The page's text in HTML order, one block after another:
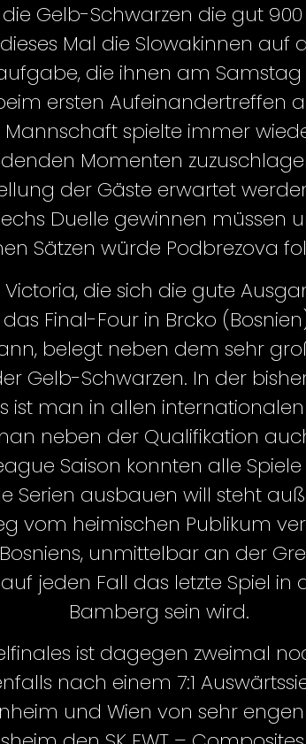
Gelb-Schwarzen die gut
Mal die Slowakinnen auf
die ihnen am
ersten Aufeinandertreffen
spielte immer
Momenten
der Gäste erwartet
Duelle gewinnen müssen
Sätzen würde Podbrezova
die sich die gute
Final-Four in Brcko
belegt neben dem sehr
Gelb-Schwarzen. In der
ist man in allen
neben der Qualifikation
Saison konnten alle
Serien ausbauen will steht
vom heimischen Publikum
unmittelbar an der
jeden Fall das letzte Spiel
Bamberg sein wird.
ist dagegen zweimal
nach einem 7:1
und Wien von sehr